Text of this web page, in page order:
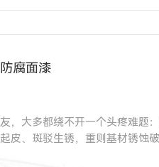
腐面漆
，大多都绕不开一个头疼难
皮、斑驳生锈，重则基材锈蚀